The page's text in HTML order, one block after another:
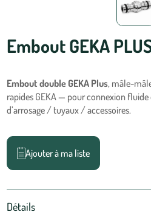
Embout GEKA
Embout double GEKA Plus, mâle-
rapides GEKA — pour connexion
d’arrosage / tuyaux / accessoires.
Ajouter à ma liste
Détails